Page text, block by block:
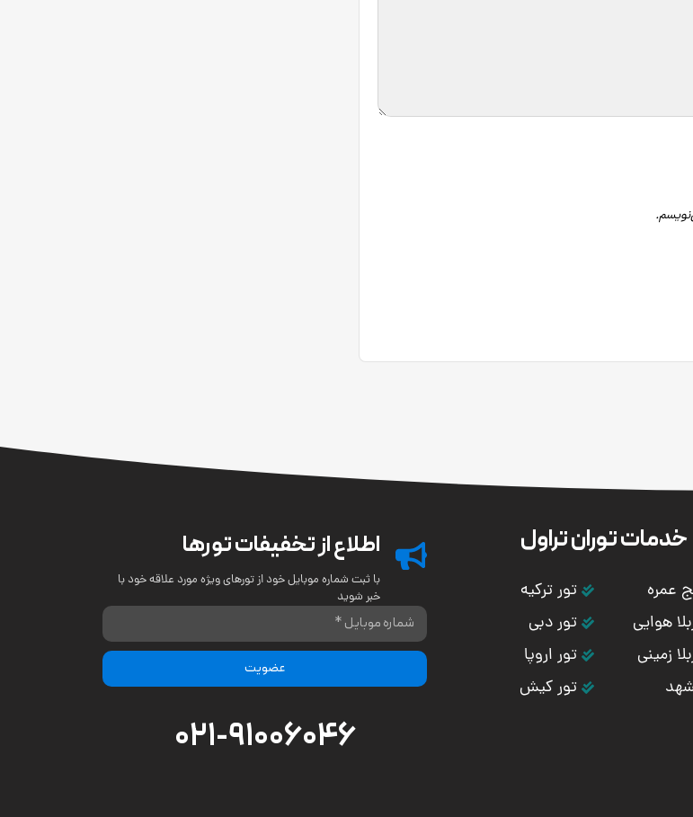
خدمات توران تراول
عمره
هوایی
زمینی
تور ترکیه
تور دبی
تور اروپا
تور کیش
اطلاع از تخفیفات تورها
با ثبت شماره موبایل خود از تورهای ویژه مورد علاقه خود با
خبر شوید
عضویت
021-91006046